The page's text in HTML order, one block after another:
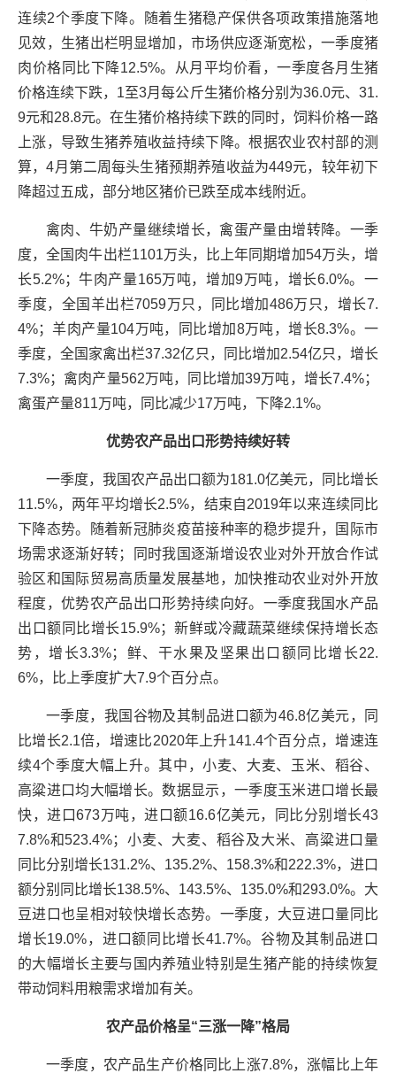
连续2个季度下降。随着生猪稳产保供各项政策措施落地
见效，生猪出栏明显增加，市场供应逐渐宽松，一季度猪
肉价格同比下降12.5%。从月平均价看，一季度各月生猪
价格连续下跌，1至3月每公斤生猪价格分别为36.0元、31.
9元和28.8元。在生猪价格持续下跌的同时，饲料价格一路
上涨，导致生猪养殖收益持续下降。根据农业农村部的测
算，4月第二周每头生猪预期养殖收益为449元，较年初下
降超过五成，部分地区猪价已跌至成本线附近。
禽肉、牛奶产量继续增长，禽蛋产量由增转降。一季
度，全国肉牛出栏1101万头，比上年同期增加54万头，增
长5.2%；牛肉产量165万吨，增加9万吨，增长6.0%。一
季度，全国羊出栏7059万只，同比增加486万只，增长7.
4%；羊肉产量104万吨，同比增加8万吨，增长8.3%。一
季度，全国家禽出栏37.32亿只，同比增加2.54亿只，增长
7.3%；禽肉产量562万吨，同比增加39万吨，增长7.4%；
禽蛋产量811万吨，同比减少17万吨，下降2.1%。
优势农产品出口形势持续好转
一季度，我国农产品出口额为181.0亿美元，同比增长
11.5%，两年平均增长2.5%，结束自2019年以来连续同比
下降态势。随着新冠肺炎疫苗接种率的稳步提升，国际市
场需求逐渐好转；同时我国逐渐增设农业对外开放合作试
验区和国际贸易高质量发展基地，加快推动农业对外开放
程度，优势农产品出口形势持续向好。一季度我国水产品
出口额同比增长15.9%；新鲜或冷藏蔬菜继续保持增长态
势，增长3.3%；鲜、干水果及坚果出口额同比增长22.
6%，比上季度扩大7.9个百分点。
一季度，我国谷物及其制品进口额为46.8亿美元，同
比增长2.1倍，增速比2020年上升141.4个百分点，增速连
续4个季度大幅上升。其中，小麦、大麦、玉米、稻谷、
高粱进口均大幅增长。数据显示，一季度玉米进口增长最
快，进口673万吨，进口额16.6亿美元，同比分别增长43
7.8%和523.4%；小麦、大麦、稻谷及大米、高粱进口量
同比分别增长131.2%、135.2%、158.3%和222.3%，进口
额分别同比增长138.5%、143.5%、135.0%和293.0%。大
豆进口也呈相对较快增长态势。一季度，大豆进口量同比
增长19.0%，进口额同比增长41.7%。谷物及其制品进口
的大幅增长主要与国内养殖业特别是生猪产能的持续恢复
带动饲料用粮需求增加有关。
农产品价格呈“三涨一降”格局
一季度，农产品生产价格同比上涨7.8%，涨幅比上年